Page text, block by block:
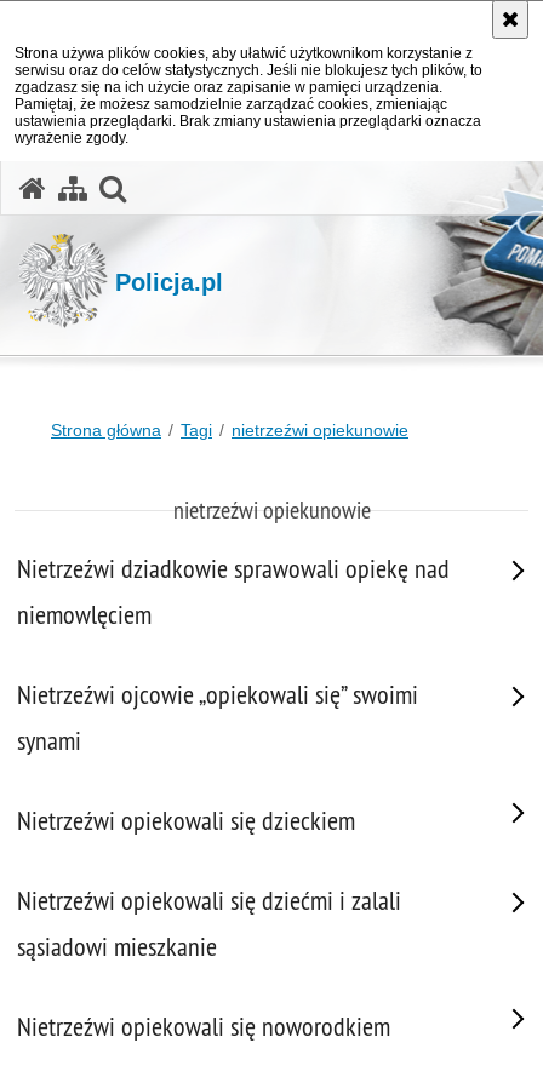
Strona używa plików cookies, aby ułatwić użytkownikom korzystanie z
serwisu oraz do celów statystycznych. Jeśli nie blokujesz tych plików, to
zgadzasz się na ich użycie oraz zapisanie w pamięci urządzenia.
Pamiętaj, że możesz samodzielnie zarządzać cookies, zmieniając
ustawienia przeglądarki. Brak zmiany ustawienia przeglądarki oznacza
wyrażenie zgody.
Policja.pl
Strona główna Tagi nietrzeźwi opiekunowie
nietrzeźwi opiekunowie
Nietrzeźwi dziadkowie sprawowali opiekę nad
niemowlęciem
Nietrzeźwi ojcowie „opiekowali się” swoimi
synami
Nietrzeźwi opiekowali się dzieckiem
Nietrzeźwi opiekowali się dziećmi i zalali
sąsiadowi mieszkanie
Nietrzeźwi opiekowali się noworodkiem